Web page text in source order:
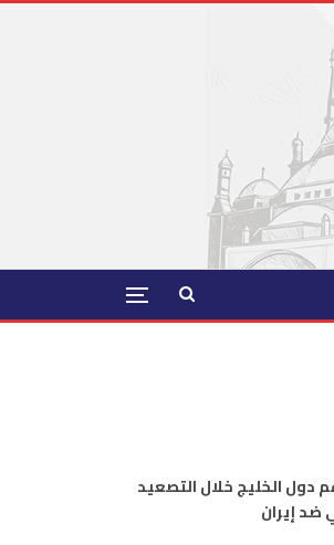
دول الخليج خلال التصعيد
ضد إيران